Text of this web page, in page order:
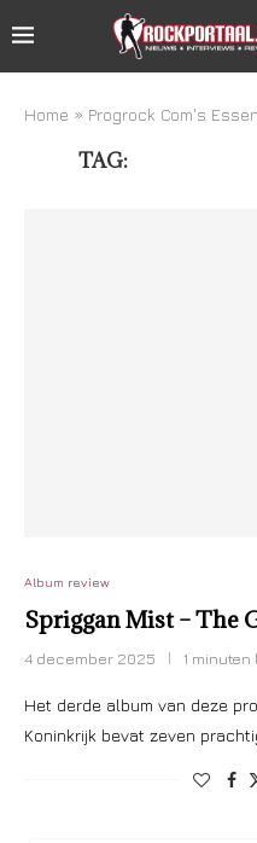
Home » Progrock Com's
TAG:
Album review
Spriggan Mist – The
4 december 2025 1
Het derde album van deze
Koninkrijk bevat zeven